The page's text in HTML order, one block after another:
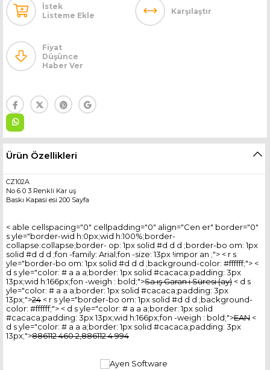
İstek
Listeme Ekle
Karşılaştır
Fiyat
Düşünce
Haber Ver
Ürün Özellikleri
CZ102A
No 6 0 3 Renkli Kar uş
Baskı Kapasi esi 200 Sayfa
< able cellspacing="0" cellpadding="0" align="Cen er" border="0"
s yle="border-wid h:0px;wid h:100%;border-
collapse:collapse;border- op: 1px solid #d d d ;border-bo om: 1px
solid #d d d ;fon -family: Arial;fon -size: 13px !impor an ;"> < r s
yle="border-bo om: 1px solid #d d d ;background-color: #ffffff;"> <
d s yle="color: # a a a;border: 1px solid #cacaca;padding: 3px
13px;wid h:166px;fon -weigh : bold;">Sa ış Garan i Süresi (ay) < d s
yle="color: # a a a;border: 1px solid #cacaca;padding: 3px
13px;">24 < r s yle="border-bo om: 1px solid #d d d ;background-
color: #ffffff;"> < d s yle="color: # a a a;border: 1px solid
#cacaca;padding: 3px 13px;wid h:166px;fon -weigh : bold;">EAN <
d s yle="color: # a a a;border: 1px solid #cacaca;padding: 3px
13px;">886112 460 2,886112 4 994